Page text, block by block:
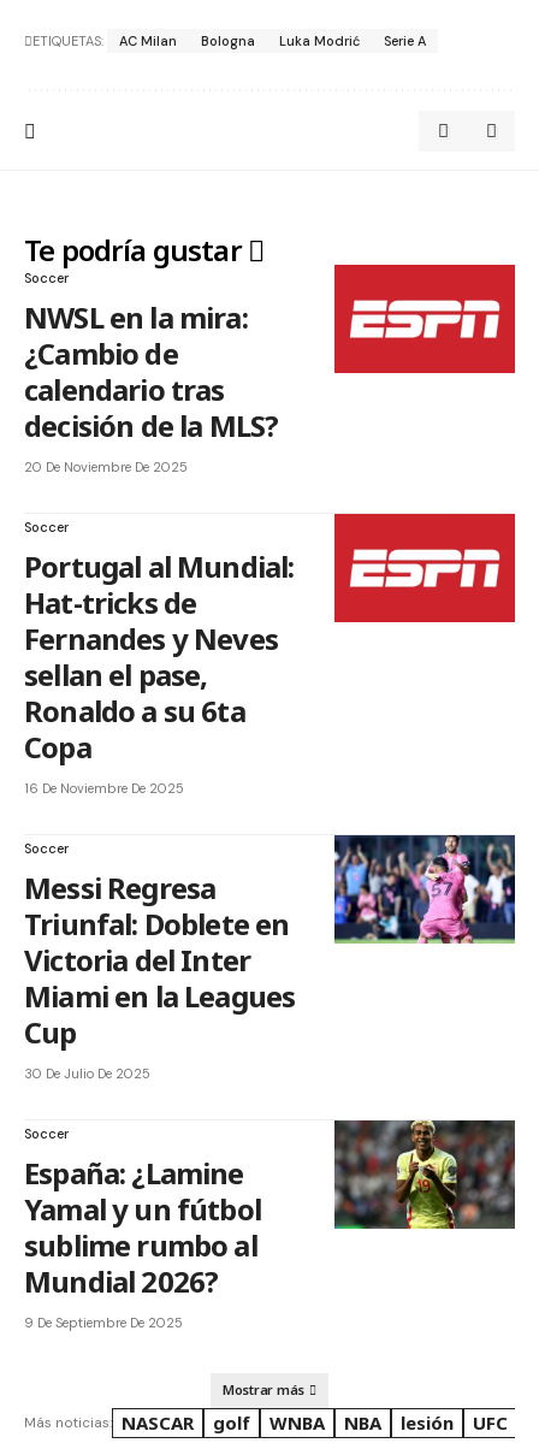
ETIQUETAS: AC Milan Bologna Luka Modrić Serie A
Te podría gustar
Soccer
NWSL en la mira:
¿Cambio de
calendario tras
decisión de la MLS?
20 De Noviembre De 2025
Soccer
Portugal al Mundial:
Hat-tricks de
Fernandes y Neves
sellan el pase,
Ronaldo a su 6ta
Copa
16 De Noviembre De 2025
Soccer
Messi Regresa
Triunfal: Doblete en
Victoria del Inter
Miami en la Leagues
Cup
30 De Julio De 2025
Soccer
España: ¿Lamine
Yamal y un fútbol
sublime rumbo al
Mundial 2026?
9 De Septiembre De 2025
Mostrar más
Más noticias: NASCAR golf WNBA NBA lesión UFC